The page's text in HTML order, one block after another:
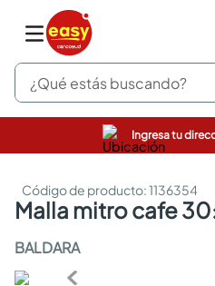
¿Qué estás buscando?
Ingresa tu
:1136354
malla mitro cafe
BALDARA
pinturas
cocinas integrales
sanitarios
escritorio
pisos